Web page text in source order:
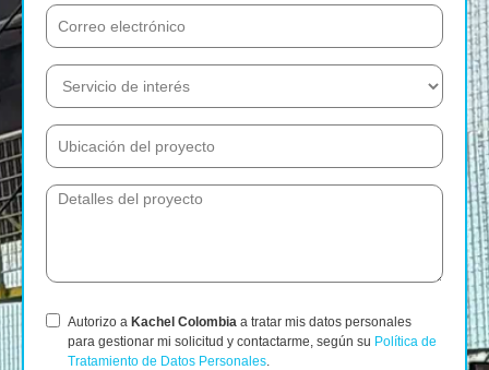
Autorizo a Kachel Colombia a tratar mis datos personales
para gestionar mi solicitud y contactarme, según su Política de
Tratamiento de Datos Personales